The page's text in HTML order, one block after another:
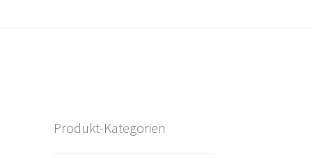
Produkt-Kategorien